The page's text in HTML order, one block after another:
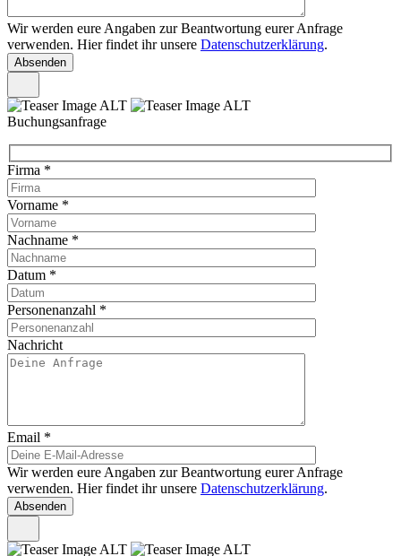
Wir werden eure Angaben zur Beantwortung eurer Anfrage
verwenden. Hier findet ihr unsere Datenschutzerklärung.
Buchungsanfrage
Firma *
Vorname *
Nachname *
Datum *
Personenanzahl *
Nachricht
Email *
Wir werden eure Angaben zur Beantwortung eurer Anfrage
verwenden. Hier findet ihr unsere Datenschutzerklärung.